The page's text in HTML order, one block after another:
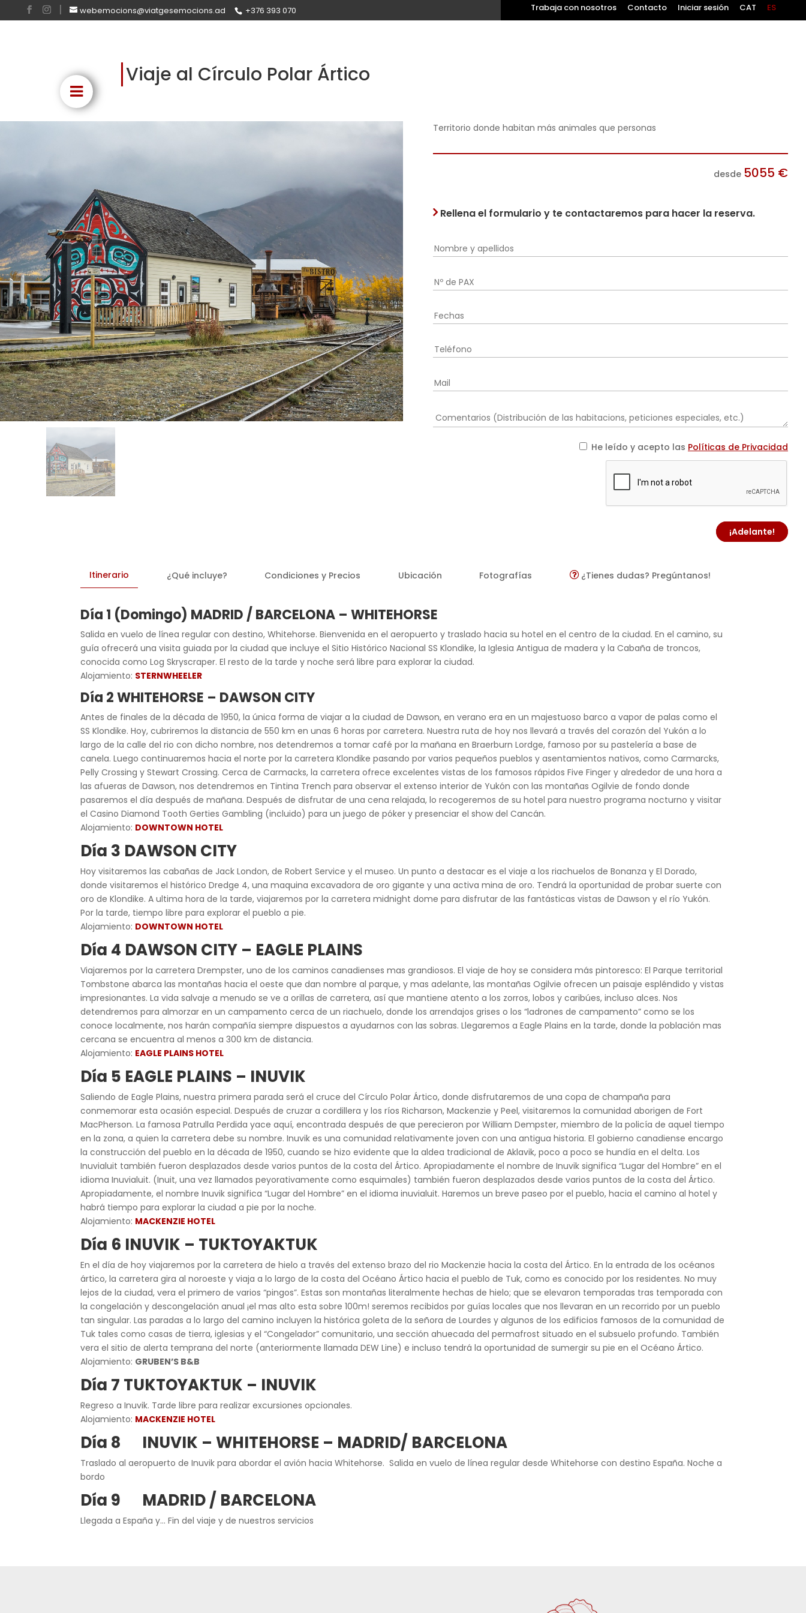
webemocions@viatgesemocions.ad +376 393 070 Trabaja con nosotros Contacto Iniciar sesión CAT ES
Viaje al Círculo Polar Ártico
Territorio donde habitan más animales que personas
desde 5055 €
Rellena el formulario y te contactaremos para hacer la reserva.
He leído y acepto las Políticas de Privacidad
¡Adelante!
Itinerario ¿Qué incluye? Condiciones y Precios Ubicación Fotografías ¿Tienes dudas? Pregúntanos!
Día 1 (Domingo) MADRID / BARCELONA – WHITEHORSE
Salida en vuelo de línea regular con destino, Whitehorse. Bienvenida en el aeropuerto y traslado hacia su hotel en el centro de la ciudad. En el camino, su
guía ofrecerá una visita guiada por la ciudad que incluye el Sitio Histórico Nacional SS Klondike, la Iglesia Antigua de madera y la Cabaña de troncos,
conocida como Log Skryscraper. El resto de la tarde y noche será libre para explorar la ciudad.
Alojamiento: STERNWHEELER
Día 2 WHITEHORSE – DAWSON CITY
Antes de finales de la década de 1950, la única forma de viajar a la ciudad de Dawson, en verano era en un majestuoso barco a vapor de palas como el
SS Klondike. Hoy, cubriremos la distancia de 550 km en unas 6 horas por carretera. Nuestra ruta de hoy nos llevará a través del corazón del Yukón a lo
largo de la calle del rio con dicho nombre, nos detendremos a tomar café por la mañana en Braerburn Lordge, famoso por su pastelería a base de
canela. Luego continuaremos hacia el norte por la carretera Klondike pasando por varios pequeños pueblos y asentamientos nativos, como Carmarcks,
Pelly Crossing y Stewart Crossing. Cerca de Carmacks, la carretera ofrece excelentes vistas de los famosos rápidos Five Finger y alrededor de una hora a
las afueras de Dawson, nos detendremos en Tintina Trench para observar el extenso interior de Yukón con las montañas Ogilvie de fondo donde
pasaremos el día después de mañana. Después de disfrutar de una cena relajada, lo recogeremos de su hotel para nuestro programa nocturno y visitar
el Casino Diamond Tooth Gerties Gambling (incluido) para un juego de póker y presenciar el show del Cancán.
Alojamiento: DOWNTOWN HOTEL
Día 3 DAWSON CITY
Hoy visitaremos las cabañas de Jack London, de Robert Service y el museo. Un punto a destacar es el viaje a los riachuelos de Bonanza y El Dorado,
donde visitaremos el histórico Dredge 4, una maquina excavadora de oro gigante y una activa mina de oro. Tendrá la oportunidad de probar suerte con
oro de Klondike. A ultima hora de la tarde, viajaremos por la carretera midnight dome para disfrutar de las fantásticas vistas de Dawson y el río Yukón.
Por la tarde, tiempo libre para explorar el pueblo a pie.
Alojamiento: DOWNTOWN HOTEL
Día 4 DAWSON CITY – EAGLE PLAINS
Viajaremos por la carretera Drempster, uno de los caminos canadienses mas grandiosos. El viaje de hoy se considera más pintoresco: El Parque territorial
Tombstone abarca las montañas hacia el oeste que dan nombre al parque, y mas adelante, las montañas Ogilvie ofrecen un paisaje espléndido y vistas
impresionantes. La vida salvaje a menudo se ve a orillas de carretera, así que mantiene atento a los zorros, lobos y caribúes, incluso alces. Nos
detendremos para almorzar en un campamento cerca de un riachuelo, donde los arrendajos grises o los “ladrones de campamento” como se los
conoce localmente, nos harán compañía siempre dispuestos a ayudarnos con las sobras. Llegaremos a Eagle Plains en la tarde, donde la población mas
cercana se encuentra al menos a 300 km de distancia.
Alojamiento: EAGLE PLAINS HOTEL
Día 5 EAGLE PLAINS – INUVIK
Saliendo de Eagle Plains, nuestra primera parada será el cruce del Círculo Polar Ártico, donde disfrutaremos de una copa de champaña para
conmemorar esta ocasión especial. Después de cruzar a cordillera y los ríos Richarson, Mackenzie y Peel, visitaremos la comunidad aborigen de Fort
MacPherson. La famosa Patrulla Perdida yace aquí, encontrada después de que perecieron por William Dempster, miembro de la policía de aquel tiempo
en la zona, a quien la carretera debe su nombre. Inuvik es una comunidad relativamente joven con una antigua historia. El gobierno canadiense encargo
la construcción del pueblo en la década de 1950, cuando se hizo evidente que la aldea tradicional de Aklavik, poco a poco se hundía en el delta. Los
Inuvialuit también fueron desplazados desde varios puntos de la costa del Ártico. Apropiadamente el nombre de Inuvik significa “Lugar del Hombre” en el
idioma Inuvialuit. (Inuit, una vez llamados peyorativamente como esquimales) también fueron desplazados desde varios puntos de la costa del Ártico.
Apropiadamente, el nombre Inuvik significa “Lugar del Hombre” en el idioma inuvialuit. Haremos un breve paseo por el pueblo, hacia el camino al hotel y
habrá tiempo para explorar la ciudad a pie por la noche.
Alojamiento: MACKENZIE HOTEL
Día 6 INUVIK – TUKTOYAKTUK
En el día de hoy viajaremos por la carretera de hielo a través del extenso brazo del rio Mackenzie hacia la costa del Ártico. En la entrada de los océanos
ártico, la carretera gira al noroeste y viaja a lo largo de la costa del Océano Ártico hacia el pueblo de Tuk, como es conocido por los residentes. No muy
lejos de la ciudad, vera el primero de varios “pingos”. Estas son montañas literalmente hechas de hielo; que se elevaron temporadas tras temporada con
la congelación y descongelación anual ¡el mas alto esta sobre 100m! seremos recibidos por guías locales que nos llevaran en un recorrido por un pueblo
tan singular. Las paradas a lo largo del camino incluyen la histórica goleta de la señora de Lourdes y algunos de los edificios famosos de la comunidad de
Tuk tales como casas de tierra, iglesias y el “Congelador” comunitario, una sección ahuecada del permafrost situado en el subsuelo profundo. También
vera el sitio de alerta temprana del norte (anteriormente llamada DEW Line) e incluso tendrá la oportunidad de sumergir su pie en el Océano Ártico.
Alojamiento: GRUBEN’S B&B
Día 7 TUKTOYAKTUK – INUVIK
Regreso a Inuvik. Tarde libre para realizar excursiones opcionales.
Alojamiento: MACKENZIE HOTEL
Día 8 INUVIK – WHITEHORSE – MADRID/ BARCELONA
Traslado al aeropuerto de Inuvik para abordar el avión hacia Whitehorse. Salida en vuelo de línea regular desde Whitehorse con destino España. Noche a
bordo
Día 9 MADRID / BARCELONA
Llegada a España y… Fin del viaje y de nuestros servicios